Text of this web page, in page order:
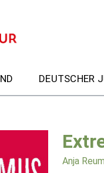
DEUTSCHER
Anja